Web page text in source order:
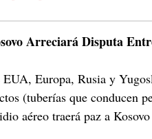
Arreciará Disputa
Europa, Rusia y
(tuberías que conducen
aéreo traerá paz a